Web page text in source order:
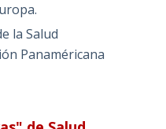
la Salud
Panaméricana